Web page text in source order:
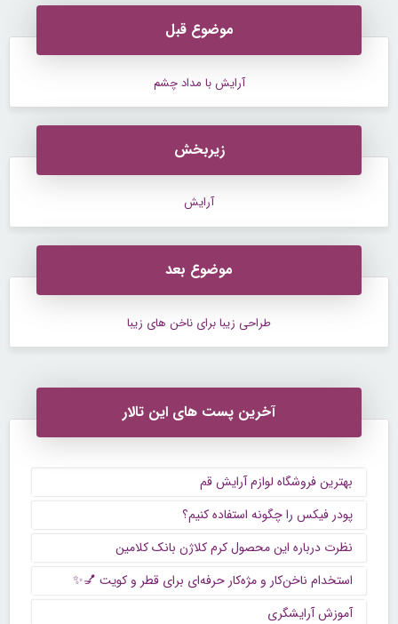
موضوع قبل
آرایش با مداد چشم
زیربخش
آرایش
موضوع بعد
طراحی زیبا برای ناخن های زیبا
آخرین پست های این تالار
بهترین فروشگاه لوازم آرایش قم
پودر فیکس را چگونه استفاده کنیم؟
نظرت درباره این محصول کرم کلاژن بانک کلامین
استخدام ناخن‌کار و مژه‌کار حرفه‌ای برای قطر و کویت 💅✨
آموزش آرایشگری